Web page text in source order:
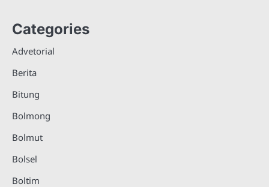
Categories
Advetorial
Berita
Bitung
Bolmong
Bolmut
Bolsel
Boltim